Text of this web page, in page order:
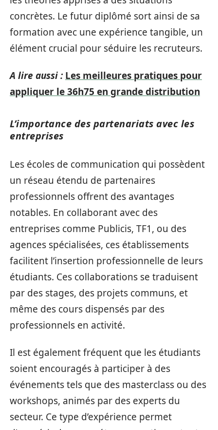
concrètes. Le futur diplômé sort ainsi de sa
formation avec une expérience tangible, un
élément crucial pour séduire les recruteurs.
A lire aussi : Les meilleures pratiques pour
appliquer le 36h75 en grande distribution
L’importance des partenariats avec les
entreprises
Les écoles de communication qui possèdent
un réseau étendu de partenaires
professionnels offrent des avantages
notables. En collaborant avec des
entreprises comme Publicis, TF1, ou des
agences spécialisées, ces établissements
facilitent l’insertion professionnelle de leurs
étudiants. Ces collaborations se traduisent
par des stages, des projets communs, et
même des cours dispensés par des
professionnels en activité.
Il est également fréquent que les étudiants
soient encouragés à participer à des
événements tels que des masterclass ou des
workshops, animés par des experts du
secteur. Ce type d’expérience permet